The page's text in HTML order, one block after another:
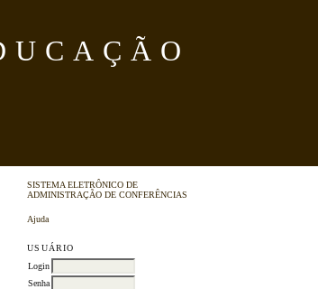
SISTEMA ELETRÔNICO DE
ADMINISTRAÇÃO DE CONFERÊNCIAS
Ajuda
USUÁRIO
Login
Senha